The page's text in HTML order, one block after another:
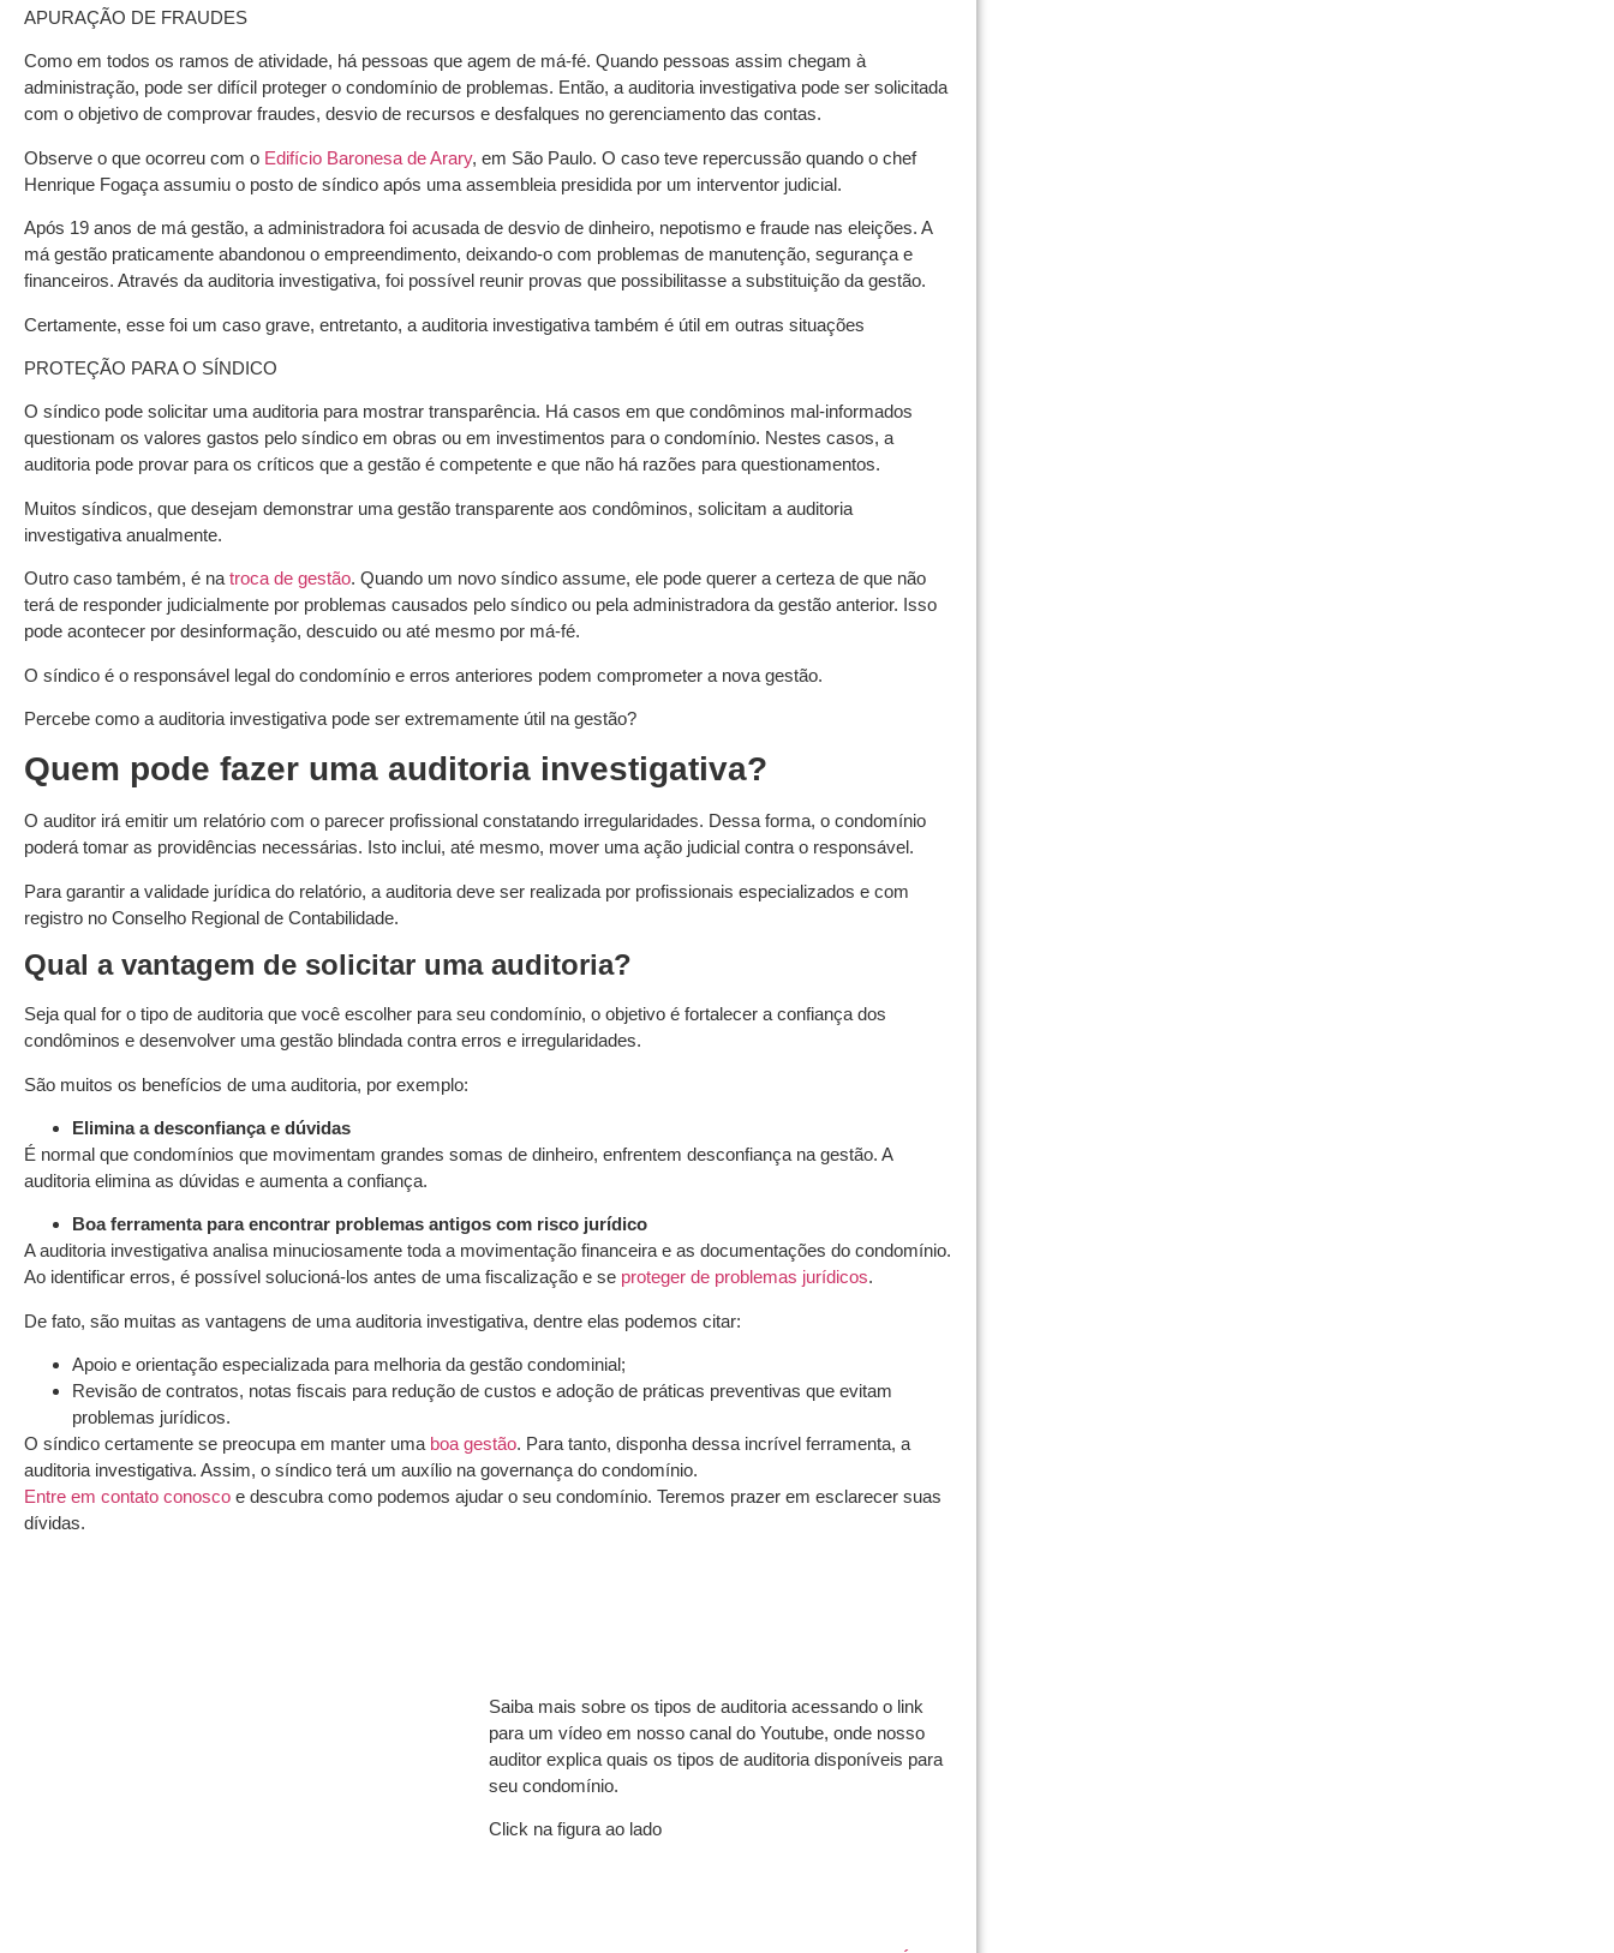
APURAÇÃO DE FRAUDES
Como em todos os ramos de atividade, há pessoas que agem de má-fé. Quando pessoas assim chegam à
administração, pode ser difícil proteger o condomínio de problemas. Então, a auditoria investigativa pode ser solicitada
com o objetivo de comprovar fraudes, desvio de recursos e desfalques no gerenciamento das contas.
Observe o que ocorreu com o Edifício Baronesa de Arary, em São Paulo. O caso teve repercussão quando o chef
Henrique Fogaça assumiu o posto de síndico após uma assembleia presidida por um interventor judicial.
Após 19 anos de má gestão, a administradora foi acusada de desvio de dinheiro, nepotismo e fraude nas eleições. A
má gestão praticamente abandonou o empreendimento, deixando-o com problemas de manutenção, segurança e
financeiros. Através da auditoria investigativa, foi possível reunir provas que possibilitasse a substituição da gestão.
Certamente, esse foi um caso grave, entretanto, a auditoria investigativa também é útil em outras situações
PROTEÇÃO PARA O SÍNDICO
O síndico pode solicitar uma auditoria para mostrar transparência. Há casos em que condôminos mal-informados
questionam os valores gastos pelo síndico em obras ou em investimentos para o condomínio. Nestes casos, a
auditoria pode provar para os críticos que a gestão é competente e que não há razões para questionamentos.
Muitos síndicos, que desejam demonstrar uma gestão transparente aos condôminos, solicitam a auditoria
investigativa anualmente.
Outro caso também, é na troca de gestão. Quando um novo síndico assume, ele pode querer a certeza de que não
terá de responder judicialmente por problemas causados pelo síndico ou pela administradora da gestão anterior. Isso
pode acontecer por desinformação, descuido ou até mesmo por má-fé.
O síndico é o responsável legal do condomínio e erros anteriores podem comprometer a nova gestão.
Percebe como a auditoria investigativa pode ser extremamente útil na gestão?
Quem pode fazer uma auditoria investigativa?
O auditor irá emitir um relatório com o parecer profissional constatando irregularidades. Dessa forma, o condomínio
poderá tomar as providências necessárias. Isto inclui, até mesmo, mover uma ação judicial contra o responsável.
Para garantir a validade jurídica do relatório, a auditoria deve ser realizada por profissionais especializados e com
registro no Conselho Regional de Contabilidade.
Qual a vantagem de solicitar uma auditoria?
Seja qual for o tipo de auditoria que você escolher para seu condomínio, o objetivo é fortalecer a confiança dos
condôminos e desenvolver uma gestão blindada contra erros e irregularidades.
São muitos os benefícios de uma auditoria, por exemplo:
Elimina a desconfiança e dúvidas
É normal que condomínios que movimentam grandes somas de dinheiro, enfrentem desconfiança na gestão. A
auditoria elimina as dúvidas e aumenta a confiança.
Boa ferramenta para encontrar problemas antigos com risco jurídico
A auditoria investigativa analisa minuciosamente toda a movimentação financeira e as documentações do condomínio.
Ao identificar erros, é possível solucioná-los antes de uma fiscalização e se proteger de problemas jurídicos.
De fato, são muitas as vantagens de uma auditoria investigativa, dentre elas podemos citar:
Apoio e orientação especializada para melhoria da gestão condominial;
Revisão de contratos, notas fiscais para redução de custos e adoção de práticas preventivas que evitam
problemas jurídicos.
O síndico certamente se preocupa em manter uma boa gestão. Para tanto, disponha dessa incrível ferramenta, a
auditoria investigativa. Assim, o síndico terá um auxílio na governança do condomínio.
Entre em contato conosco e descubra como podemos ajudar o seu condomínio. Teremos prazer em esclarecer suas
dívidas.
Saiba mais sobre os tipos de auditoria acessando o link
para um vídeo em nosso canal do Youtube, onde nosso
auditor explica quais os tipos de auditoria disponíveis para
seu condomínio.
Click na figura ao lado